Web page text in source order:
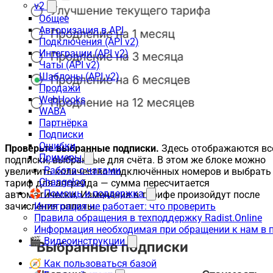
v2
Общее
Авторизация в API
Подключения (API v2)
Интеграции (API v2)
Чаты (API v2)
Шаблоны (API v2)
Продажи
WebHooks
WABA
Партнёрка
Подписки
Ошибки
Примеры
Работа с чатами
Changelog
🛟 Помощь и поддержка
Интеграция не работает: что проверить
Правила обращения в техподдержку Radist.Online
Информация необходимая при обращении к нам в
🎬 Видеоинструкции
🧭 Как пользоваться базой
Проверьте выбранные подписки. Здесь отображаются
подписки, выбранные для счёта. В этом же блоке можно
увеличить количество подключённых номеров и выбрать
тариф для апгрейда — сумма пересчитается
автоматически. Изменения в тарифе произойдут после
зачисления оплаты.